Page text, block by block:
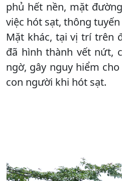
phủ hết nền, mặt
việc hót sạt, thông
Mặt khác, tại vị trí trên
đã hình thành vết nứt,
ngờ, gây nguy hiểm
con người khi hót sạt.